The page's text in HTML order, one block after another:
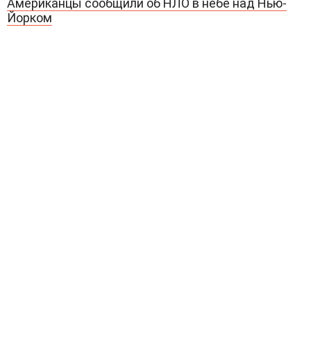
Американцы сообщили об НЛО в небе над Нью-
Йорком